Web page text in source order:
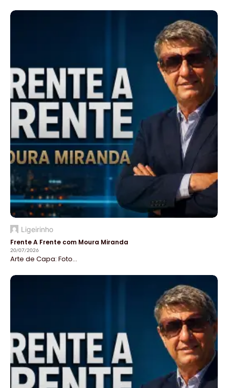
Ligeirinho
Frente A Frente com Moura Miranda
20/07/2026
Arte de Capa: Foto...